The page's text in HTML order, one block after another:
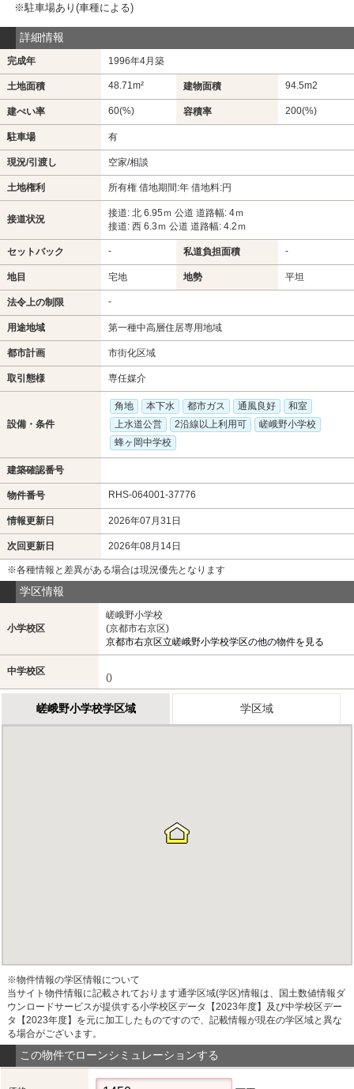
※駐車場あり(車種による)
詳細情報
完成年 1996年4月築
土地面積 48.71m² 建物面積 94.5m2
建ぺい率 60(%) 容積率 200(%)
駐車場 有
現況/引渡し 空家/相談
土地権利 所有権 借地期間:年 借地料:円
接道状況
接道: 北 6.95ｍ 公道 道路幅: 4ｍ
接道: 西 6.3ｍ 公道 道路幅: 4.2ｍ
セットバック - 私道負担面積 -
地目 宅地 地勢 平坦
法令上の制限 -
用途地域 第一種中高層住居専用地域
都市計画 市街化区域
取引態様 専任媒介
設備・条件
角地 本下水 都市ガス 通風良好
和室
上水道公営
2沿線以上利用可
嵯峨野小学校
蜂ヶ岡中学校
建築確認番号
物件番号 RHS-064001-37776
情報更新日 2026年07月31日
次回更新日 2026年08月14日
※各種情報と差異がある場合は現況優先となります
学区情報
小学校区
嵯峨野小学校
(京都市右京区)
京都市右京区立嵯峨野小学校学区の他の物件を見る
中学校区
()
嵯峨野小学校学区域 学区域
※物件情報の学区情報について
当サイト物件情報に記載されております通学区域(学区)情報は、国土数値情報ダ
ウンロードサービスが提供する小学校区データ【2023年度】及び中学校区デー
タ【2023年度】を元に加工したものですので、記載情報が現在の学区域と異な
る場合がございます。
この物件でローンシミュレーションする